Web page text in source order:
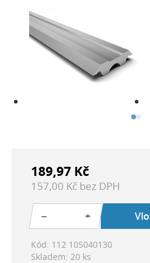
189,97 Kč
157,00 Kč bez DPH
− +
Kód: 112 105040130
Skladem: 20 ks